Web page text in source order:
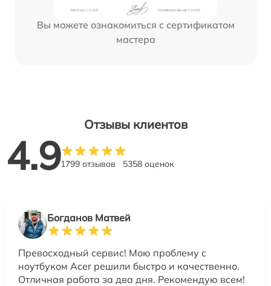
Вы можете ознакомиться с сертификатом
мастера
Отзывы клиентов
4.91799 отзывов 5358 оценок
Богданов Матвей
Превосходный сервис! Мою проблему с
ноутбуком Acer решили быстро и качественно.
Отличная работа за два дня. Рекомендую всем!